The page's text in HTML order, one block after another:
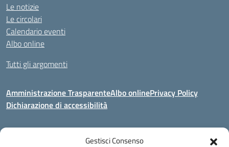
Gestisci Consenso
Le notizie
Le circolari
Calendario eventi
Albo online
Tutti gli argomenti
Amministrazione TrasparenteAlbo onlinePrivacy Policy
Dichiarazione di accessibilità